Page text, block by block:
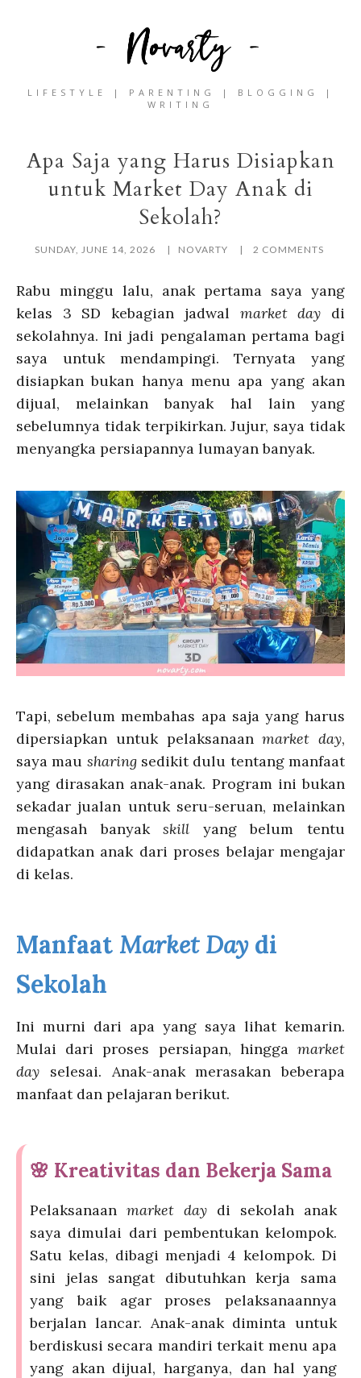
LIFESTYLE | PARENTING | BLOGGING |
WRITING
Apa Saja yang Harus Disiapkan
untuk Market Day Anak di
Sekolah?
SUNDAY, JUNE 14, 2026 NOVARTY 2 COMMENTS
Rabu minggu lalu, anak pertama saya yang
kelas 3 SD kebagian jadwal market day di
sekolahnya. Ini jadi pengalaman pertama bagi
saya untuk mendampingi. Ternyata yang
disiapkan bukan hanya menu apa yang akan
dijual, melainkan banyak hal lain yang
sebelumnya tidak terpikirkan. Jujur, saya tidak
menyangka persiapannya lumayan banyak.
Tapi, sebelum membahas apa saja yang harus
dipersiapkan untuk pelaksanaanmarket day,
saya mau sharing sedikit dulu tentang manfaat
yang dirasakan anak-anak. Program ini bukan
sekadar jualan untuk seru-seruan, melainkan
mengasah banyakskill yang belum tentu
didapatkan anak dari proses belajar mengajar
di kelas.
Manfaat Market Day di
Sekolah
Ini murni dari apa yang saya lihat kemarin.
Mulai dari proses persiapan, hingga market
day selesai. Anak-anak merasakan beberapa
manfaat dan pelajaran berikut.
🌸 Kreativitas dan Bekerja Sama
Pelaksanaan market day di sekolah anak
saya dimulai dari pembentukan kelompok.
Satu kelas, dibagi menjadi 4 kelompok. Di
sini jelas sangat dibutuhkan kerja sama
yang baik agar proses pelaksanaannya
berjalan lancar. Anak-anak diminta untuk
berdiskusi secara mandiri terkait menu apa
yang akan dijual, harganya, dan hal yang